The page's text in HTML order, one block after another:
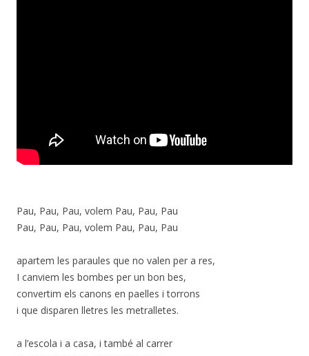
Pau, Pau, Pau, volem Pau, Pau, Pau
Pau, Pau, Pau, volem Pau, Pau, Pau
apartem les paraules que no valen per a res,
I canviem les bombes per un bon bes,
convertim els canons en paelles i torrons
i que disparen lletres les metralletes.
a l’escola i a casa, i també al carrer